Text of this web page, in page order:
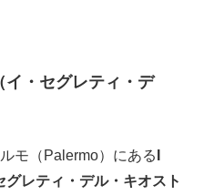
・セグレティ・デ
モ（Palermo）にある
レティ・デル・キオスト